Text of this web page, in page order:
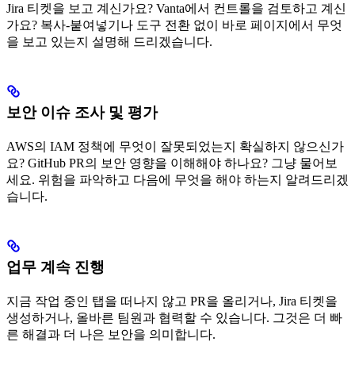
Jira 티켓을 보고 계신가요? Vanta에서 컨트롤을 검토하고 계신
가요? 복사-붙여넣기나 도구 전환 없이 바로 페이지에서 무엇
을 보고 있는지 설명해 드리겠습니다.
보안 이슈 조사 및 평가
AWS의 IAM 정책에 무엇이 잘못되었는지 확실하지 않으신가
요? GitHub PR의 보안 영향을 이해해야 하나요? 그냥 물어보
세요. 위험을 파악하고 다음에 무엇을 해야 하는지 알려드리겠
습니다.
업무 계속 진행
지금 작업 중인 탭을 떠나지 않고 PR을 올리거나, Jira 티켓을
생성하거나, 올바른 팀원과 협력할 수 있습니다. 그것은 더 빠
른 해결과 더 나은 보안을 의미합니다.